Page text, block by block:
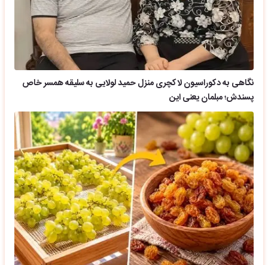
نگاهی به دکوراسیون لاکچری منزل حمید لولایی به سلیقه همسر خاص
پسندش؛ مبلمان یعنی این